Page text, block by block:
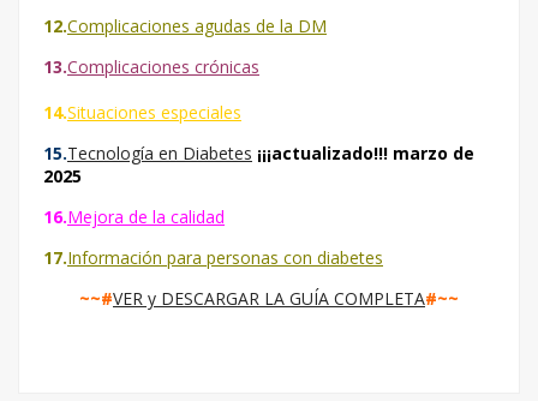
12.Complicaciones agudas de la DM
13.Complicaciones crónicas
14.Situaciones especiales
15.Tecnología en Diabetes ¡¡¡actualizado!!! marzo de
2025
16.Mejora de la calidad
17.Información para personas con diabetes
~~#VER y DESCARGAR LA GUÍA COMPLETA#~~